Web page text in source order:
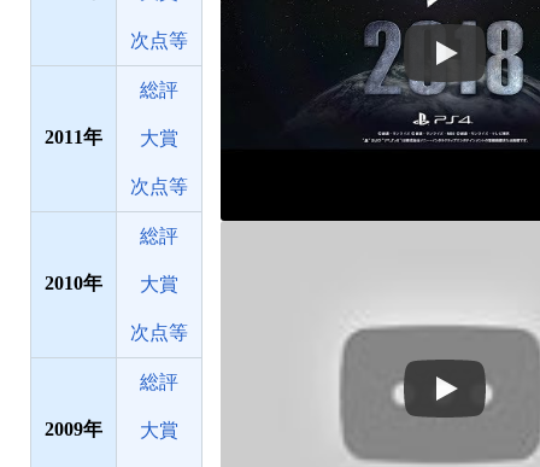
次点等
2011
総評
大賞
次点等
2010
総評
大賞
次点等
2009
総評
大賞